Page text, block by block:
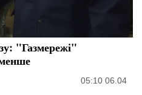
"Газмережі"
05:10 06.04